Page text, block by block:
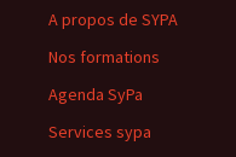
A propos de SYPA
Nos formations
Agenda SyPa
Services sypa